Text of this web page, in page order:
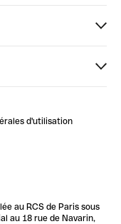
d'utilisation
au RCS de Paris sous
au 18 rue de Navarin,